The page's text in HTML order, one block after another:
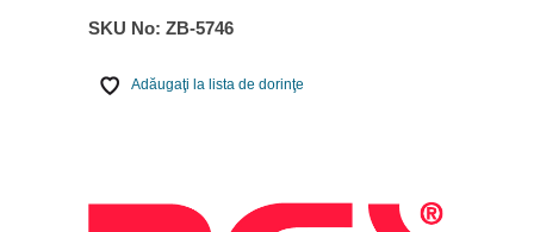
SKU No: ZB-5746
Adăugaţi la lista de dorinţe